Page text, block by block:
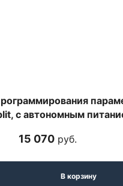
с автономным
15 070руб.
В корзину